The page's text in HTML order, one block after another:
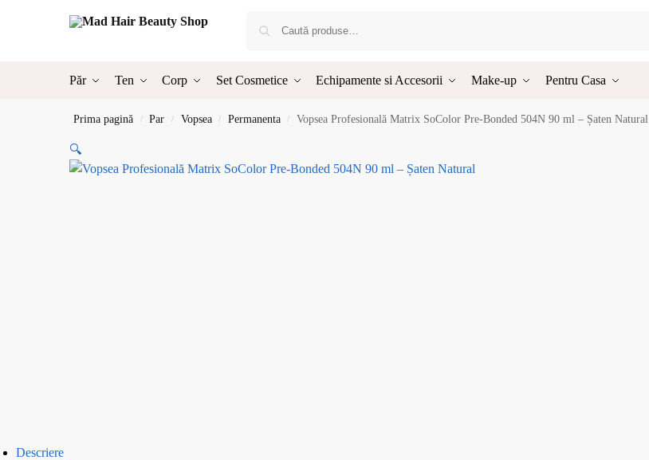
Păr Ten Corp Set Cosmetice Echipamente si Accesorii Make-up Pentru Casa
Prima pagină / Par / Vopsea / Permanenta / Vopsea Profesională Matrix SoColor Pre-Bonded 504N 90 ml – Șaten Natural
🔍
Descriere